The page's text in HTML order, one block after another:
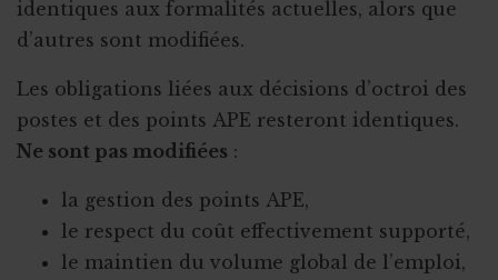
identiques aux formalités actuelles, alors que
d’autres sont modifiées.
Les obligations liées aux décisions d’octroi des
postes et des points APE resteront identiques.
Ne sont pas modifiées :
la gestion des points APE,
le respect du coût effectivement supporté,
le maintien du volume global de l’emploi,